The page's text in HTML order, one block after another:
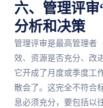
六、管理评
分析和决策
管理评审是最高管理者
效、资源是否充分、改
它开成了月度或季度工
散会了。这完全不符合
息必须充分，要包括以